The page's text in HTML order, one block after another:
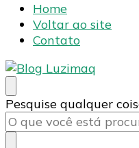
Home
Voltar ao site
Contato
Blog Luzimaq
Procurando
algo?
Pesquise qualquer